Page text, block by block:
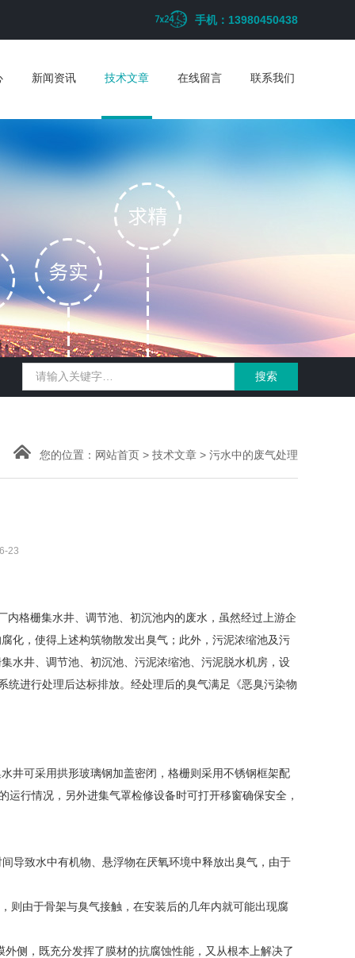
手机：13980450438
新闻资讯 技术文章 在线留言 联系我们
您的位置： 网站首页 > 技术文章 > 污水中的废气处理
23
格栅集水井、调节池、初沉池内的废水，虽然经过上游企
化，使得上述构筑物散发出臭气；此外，污泥浓缩池及污
水井、调节池、初沉池、污泥浓缩池、污泥脱水机房，设
进行处理后达标排放。经处理后的臭气满足《恶臭污染物
井可采用拱形玻璃钢加盖密闭，格栅则采用不锈钢框架配
行情况，另外进集气罩检修设备时可打开移窗确保安全，
导致水中有机物、悬浮物在厌氧环境中释放出臭气，由于
则由于骨架与臭气接触，在安装后的几年内就可能出现腐
侧，既充分发挥了膜材的抗腐蚀性能，又从根本上解决了